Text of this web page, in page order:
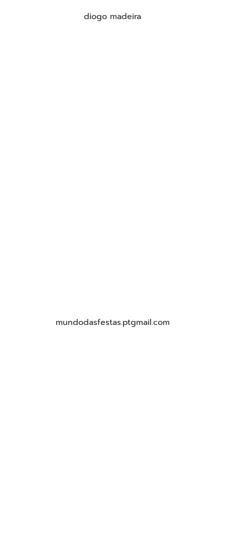
diogo madeira
mundodasfestas.ptgmail.com